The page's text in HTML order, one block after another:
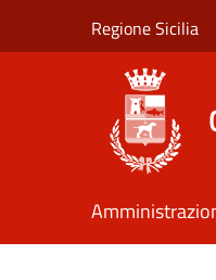
Regione Sicilia